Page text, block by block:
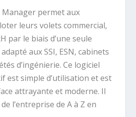
permet aux
leurs volets commercial,
par le biais d’une seule
aux SSI, ESN, cabinets
d’ingénierie. Ce logiciel
est simple d’utilisation et est
attrayante et moderne. Il
l’entreprise de A à Z en